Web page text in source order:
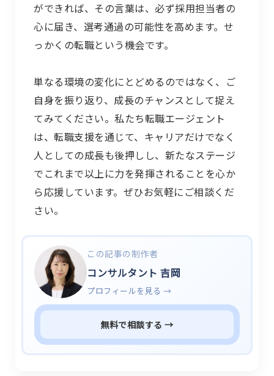
ができれば、 その言葉は、必ず採用担当者の
心に届き、選考通過の可能性を高めます。 せ
っかくの転職という機会です。
単なる環境の変化にとどめるのではなく、ご
自身を振り返り、成長のチャンスとして捉え
てみてください。私たち転職エージェント
は、転職支援を通じて、キャリアだけでなく
人としての成長も後押しし、新たなステージ
でこれまで以上に力を発揮されることを心か
ら応援しています。ぜひお気軽にご相談くだ
さい。
この記事の制作者
コンサルタント 吉岡
プロフィールを見る →
無料で相談する →